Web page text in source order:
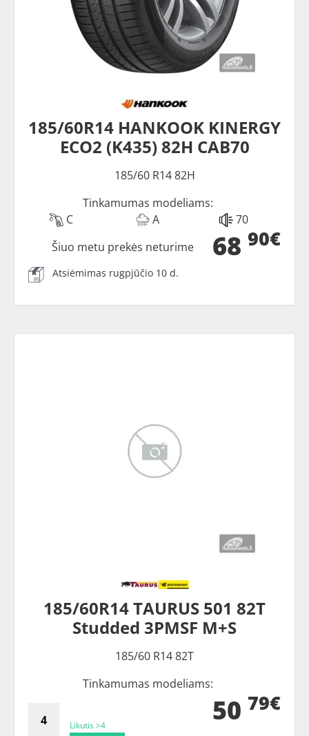
185/60R14 HANKOOK KINERGY
ECO2 (K435) 82H CAB70
185/60 R14 82H
Tinkamumas modeliams:
C
A 70
68 90€
Šiuo metu prekės neturime
Atsiėmimas rugpjūčio 10 d.
185/60R14 TAURUS 501 82T
Studded 3PMSF M+S
185/60 R14 82T
Tinkamumas modeliams:
Likutis >4 50 79€